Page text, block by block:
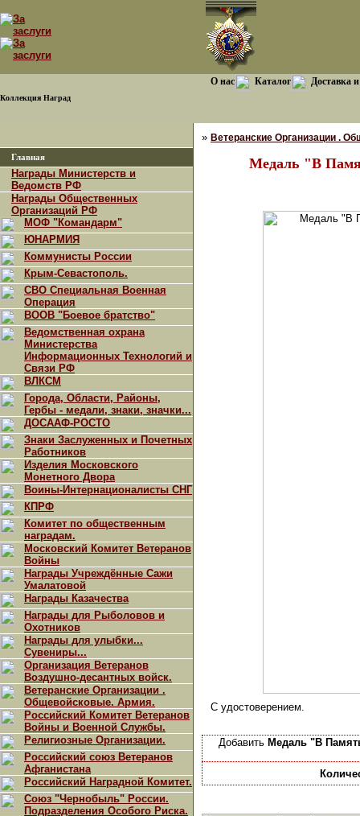
Коллекция Наград
О нас Каталог Доставка
Главная
Награды Министерств и
Ведомств РФ
Награды Общественных
Организаций РФ
МОФ "Командарм"
ЮНАРМИЯ
Коммунисты России
Крым-Севастополь.
СВО Специальная Военная
Операция
ВООВ "Боевое братство"
Ведомственная охрана
Министерства
Информационных Технологий и
Связи РФ
ВЛКСМ
Города, Области, Районы,
Гербы - медали, знаки, значки...
ДОСААФ-РОСТО
Знаки Заслуженных и Почетных
Работников
Изделия Московского
Монетного Двора
Воины-Интернационалисты СНГ
КПРФ
Комитет по общественным
наградам.
Московский Комитет Ветеранов
Войны
Награды Учреждённые Сажи
Умалатовой
Награды Казачества
Награды для Рыболовов и
Охотников
Награды для улыбки...
Сувениры...
Организация Ветеранов
Воздушно-десантных войск.
Ветеранские Организации .
Общевойсковые. Армия.
Российский Комитет Ветеранов
Войны и Военной Службы.
Религиозные Организации.
Российский союз Ветеранов
Афганистана
Российский Наградной Комитет.
Союз "Чернобыль" России.
Подразделения Особого Риска.
» Ветеранские Организации .
Медаль "В
С удостоверением.
Добавить Медаль "В